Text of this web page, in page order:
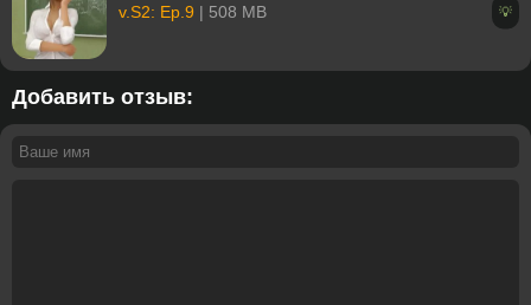
v.S2: Ep.9 | 508 MB 💡
Добавить отзыв: